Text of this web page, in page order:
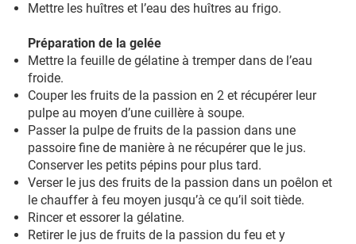
Mettre les huîtres et l’eau des huîtres au frigo.
Préparation de la gelée
Mettre la feuille de gélatine à tremper dans de l’eau
froide.
Couper les fruits de la passion en 2 et récupérer leur
pulpe au moyen d’une cuillère à soupe.
Passer la pulpe de fruits de la passion dans une
passoire fine de manière à ne récupérer que le jus.
Conserver les petits pépins pour plus tard.
Verser le jus des fruits de la passion dans un poêlon et
le chauffer à feu moyen jusqu’à ce qu’il soit tiède.
Rincer et essorer la gélatine.
Retirer le jus de fruits de la passion du feu et y